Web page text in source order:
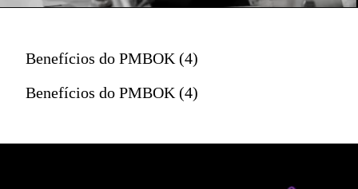
Benefícios do PMBOK (4)
Benefícios do PMBOK (4)